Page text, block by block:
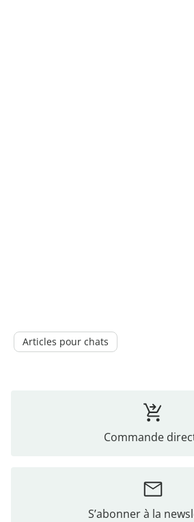
Articles pour chats
Commande
S’abonner à la